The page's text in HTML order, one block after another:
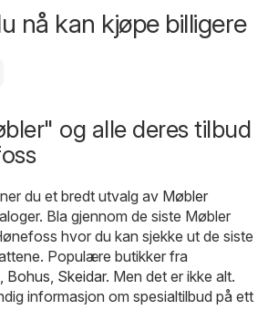
nå kan kjøpe billigere
og alle deres tilbud
du et bredt utvalg av Møbler
Bla gjennom de siste Møbler
hvor du kan sjekke ut de siste
Populære butikker fra
, Bohus, Skeidar. Men det er ikke alt.
informasjon om spesialtilbud på ett